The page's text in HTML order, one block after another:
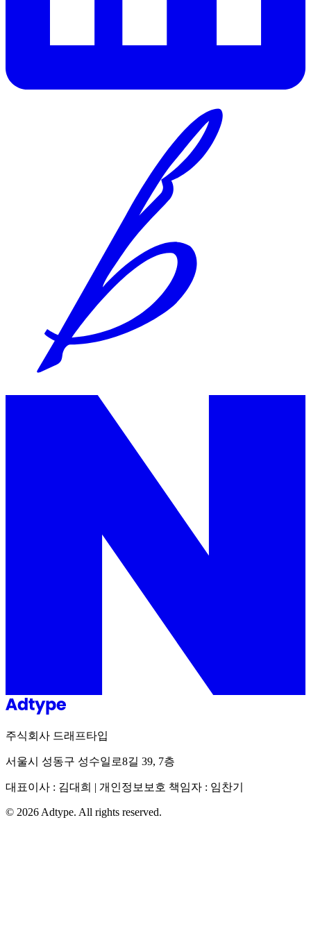
주식회사 드래프타입
서울시 성동구 성수일로8길 39, 7층
대표이사 : 김대희 | 개인정보보호 책임자 : 임찬기
© 2026 Adtype. All rights reserved.